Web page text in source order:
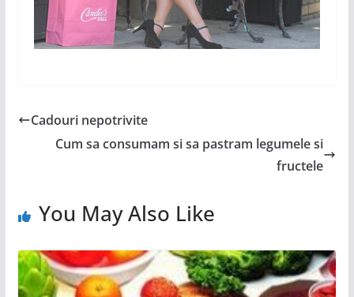
Cadouri nepotrivite
Cum sa consumam si sa pastram legumele si
fructele
You May Also Like